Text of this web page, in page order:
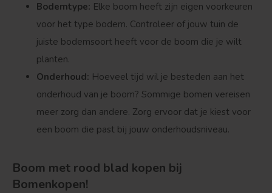
Bodemtype: Elke boom heeft zijn eigen voorkeuren
voor het type bodem. Controleer of jouw tuin de
juiste bodemsoort heeft voor de boom die je wilt
planten.
Onderhoud: Hoeveel tijd wil je besteden aan het
onderhoud van je boom? Sommige bomen vereisen
meer zorg dan andere. Zorg ervoor dat je kiest voor
een boom die past bij jouw onderhoudsniveau.
Boom met rood blad kopen bij
Bomenkopen!